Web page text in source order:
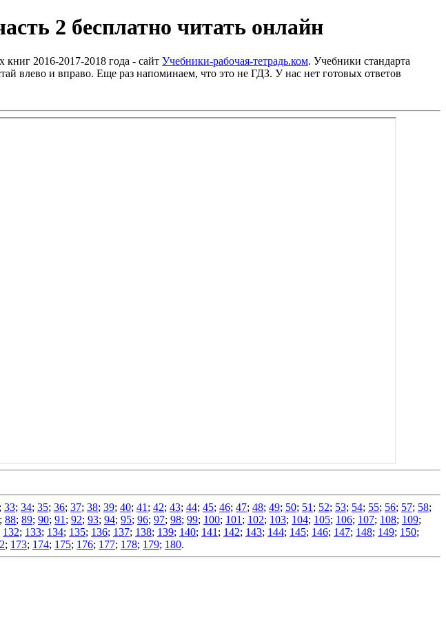
2 бесплатно читать онлайн
книг 2016-2017-2018 года - сайт Учебники-рабочая-тетрадь.ком. Учебники стандарта
влево и вправо. Еще раз напоминаем, что это не ГДЗ. У нас нет готовых ответов
; 33; 34; 35; 36; 37; 38; 39; 40; 41 ; 42; 43; 44; 45; 46; 47; 48; 49; 50; 51 ; 52; 53; 54; 55; 56; 57; 58;
; 88; 89; 90; 91 ; 92; 93; 94; 95; 96; 97; 98; 99; 100; 101 ; 102; 103; 104; 105; 106; 107; 108; 109;
132; 133; 134; 135; 136; 137; 138; 139; 140; 141 ; 142; 143; 144; 145; 146; 147; 148; 149; 150;
; 173; 174; 175; 176; 177; 178; 179; 180.